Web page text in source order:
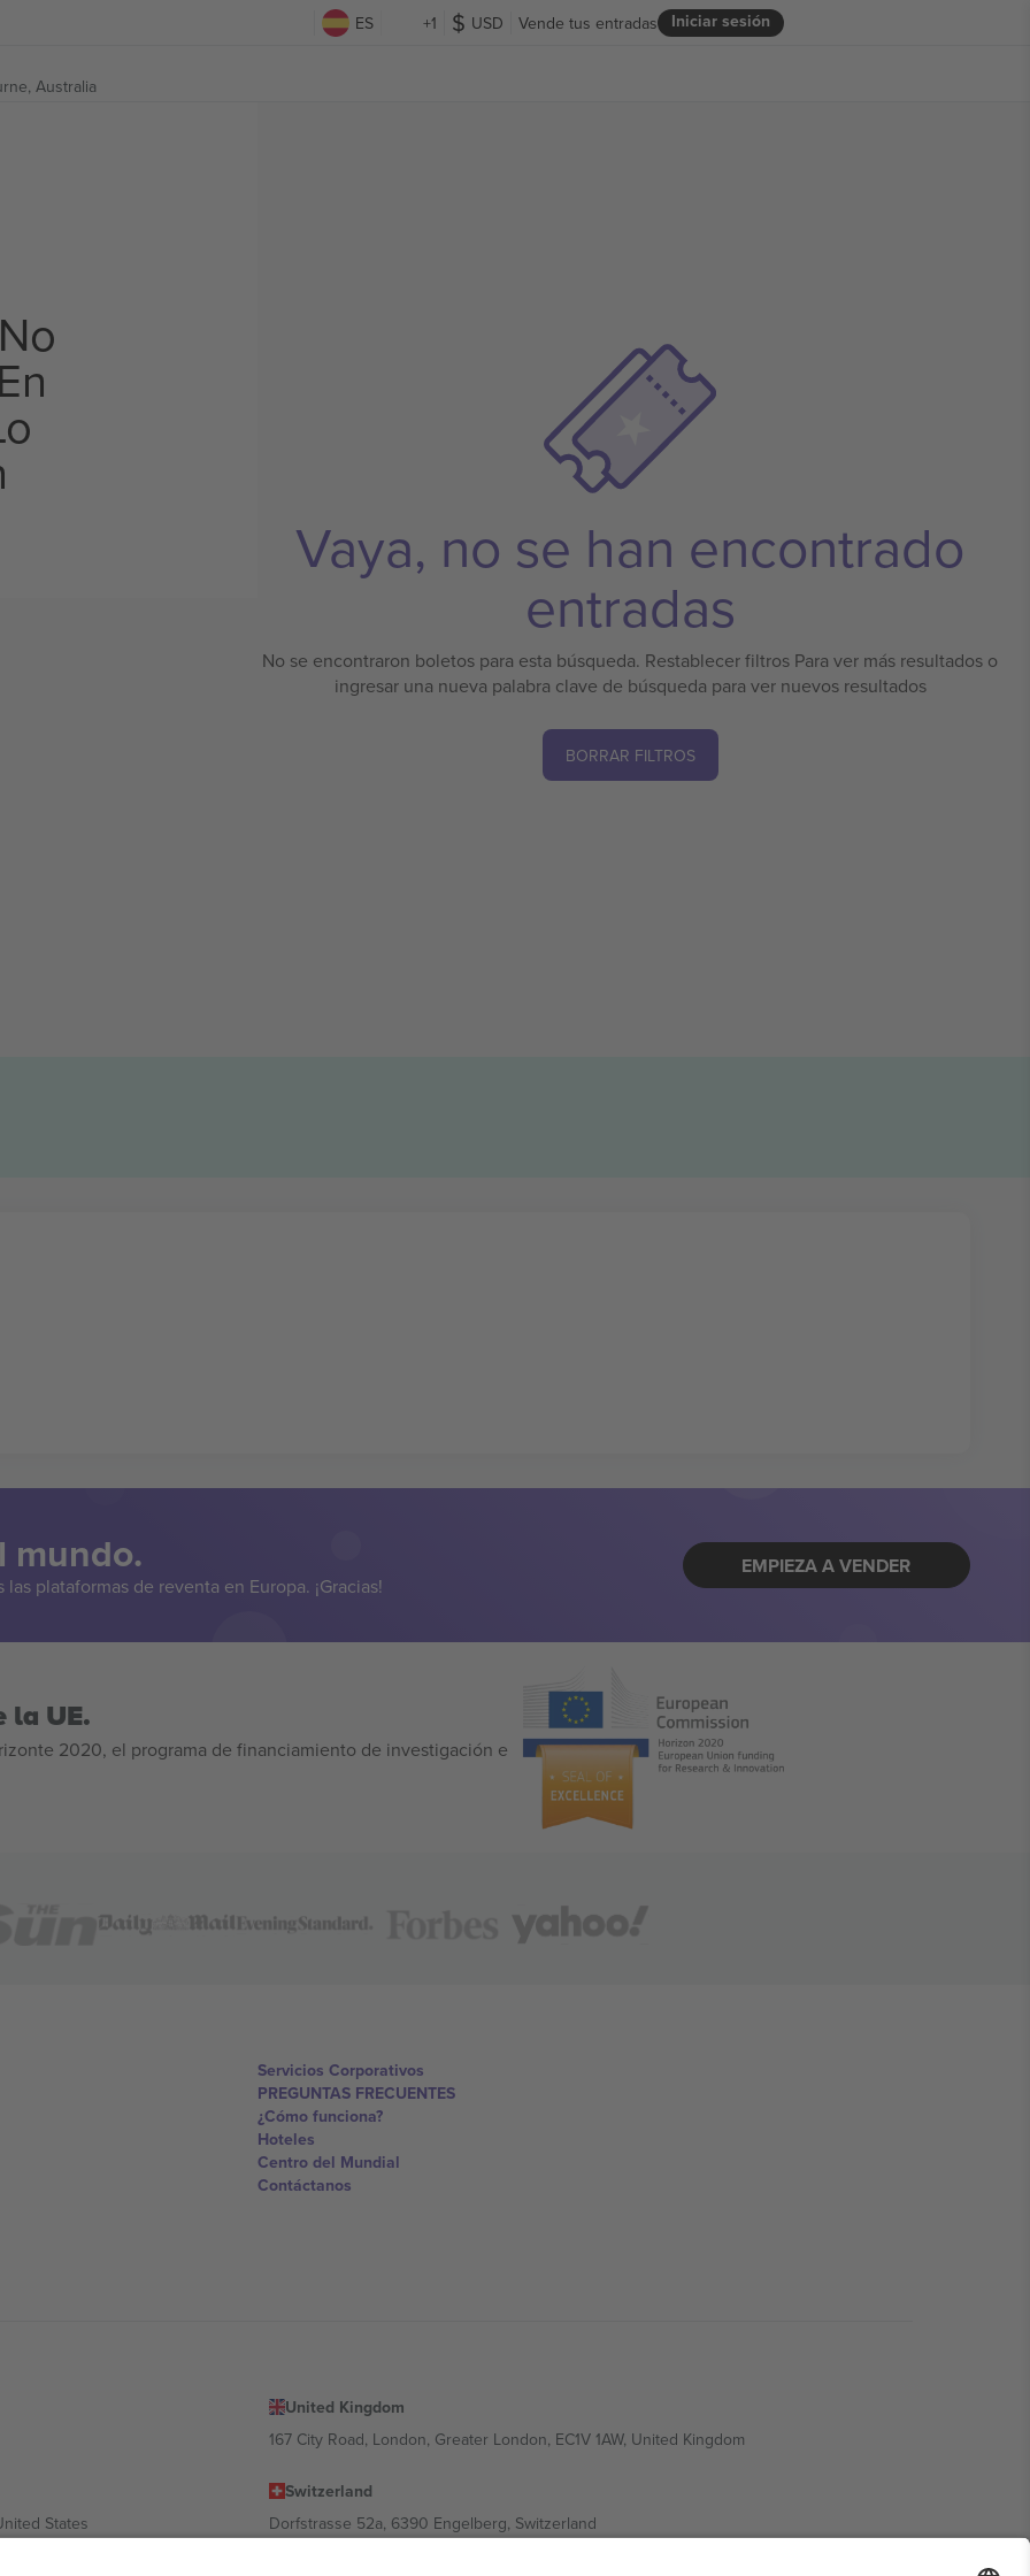
ES +1 USD Iniciar sesión
Vende tus entradas
Australia
Vaya, no se han encontrado
entradas
No se encontraron boletos para esta búsqueda. Restablecer filtros Para ver más resultados o
ingresar una nueva palabra clave de búsqueda para ver nuevos resultados
BORRAR FILTROS
mundo.
plataformas de reventa en Europa. ¡Gracias!
EMPIEZA A VENDER
la UE.
2020, el programa de financiamiento de investigación e
Servicios Corporativos
PREGUNTAS FRECUENTES
¿Cómo funciona?
Hoteles
Centro del Mundial
Contáctanos
United Kingdom
167 City Road, London, Greater London, EC1V 1AW, United Kingdom
States
Switzerland
Dorfstrasse 52a, 6390 Engelberg, Switzerland